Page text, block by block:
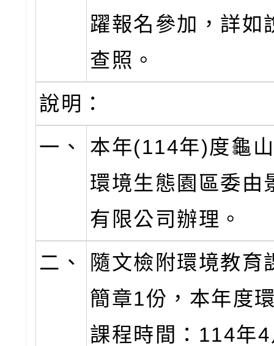
躍報名參加，詳如
查照。
說明：
一、
本年(114年)度龜
環境生態園區委由
有限公司辦理。
二、
隨文檢附環境教育
簡章1份，本年度
課程時間：114年